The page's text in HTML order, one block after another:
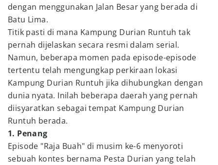
dengan menggunakan Jalan Besar yang berada di
Batu Lima.
Titik pasti di mana Kampung Durian Runtuh tak
pernah dijelaskan secara resmi dalam serial.
Namun, beberapa momen pada episode-episode
tertentu telah mengungkap perkiraan lokasi
Kampung Durian Runtuh jika dihubungkan dengan
dunia nyata. Inilah beberapa daerah yang pernah
diisyaratkan sebagai tempat Kampung Durian
Runtuh berada.
1. Penang
Episode "Raja Buah" di musim ke-6 menyoroti
sebuah kontes bernama Pesta Durian yang telah